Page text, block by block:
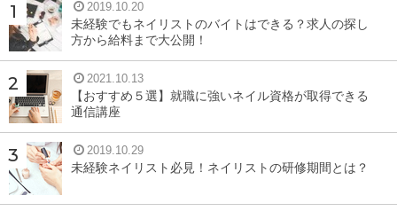
2019.10.20
未経験でもネイリストのバイトはできる？求人の探し
方から給料まで大公開！
2021.10.13
【おすすめ５選】就職に強いネイル資格が取得できる
通信講座
2019.10.29
未経験ネイリスト必見！ネイリストの研修期間とは？